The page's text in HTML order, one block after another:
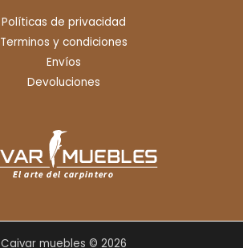
Políticas de privacidad
Terminos y condiciones
Envíos
Devoluciones
Caivar muebles © 2026